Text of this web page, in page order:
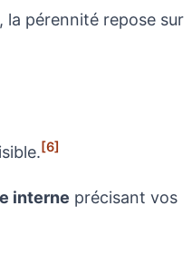
la pérennité repose sur
[6]
interne précisant vos